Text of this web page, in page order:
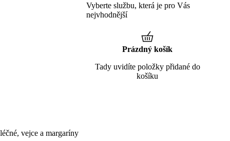
vejce a margaríny
Vyberte službu, která je pro Vás
nejvhodnější
Prázdný košík
Tady uvidíte položky přidané do
košíku